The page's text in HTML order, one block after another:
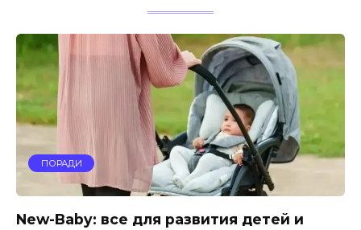
ПОРАДИ
New-Baby: все для развития детей и